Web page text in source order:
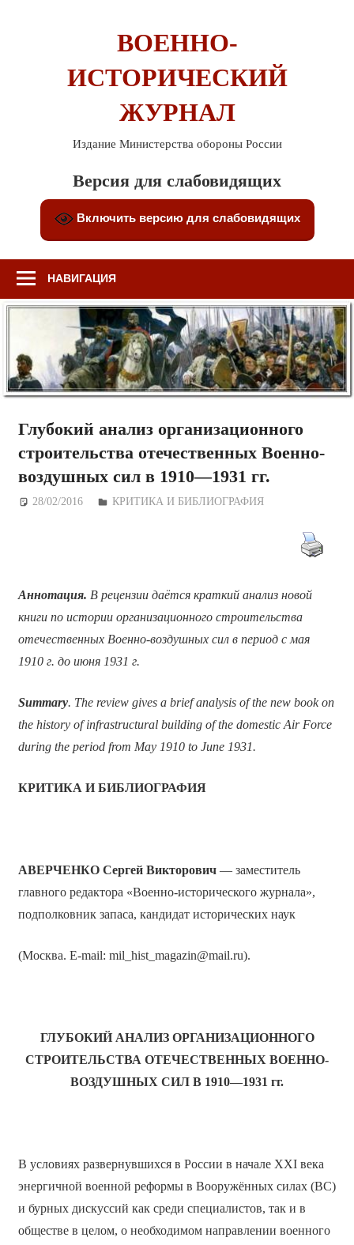
ВОЕННО-
ИСТОРИЧЕСКИЙ
ЖУРНАЛ
Издание Министерства обороны России
Версия для слабовидящих
Включить версию для слабовидящих
НАВИГАЦИЯ
Глубокий анализ организационного
строительства отечественных Военно-
воздушных сил в 1910—1931 гг.
28/02/2016 Дежурный по Редакции
КРИТИКА И БИБЛИОГРАФИЯ
Аннотация. В рецензии даётся краткий анализ новой
книги по истории организационного строительства
отечественных Военно-воздушных сил в период с мая
1910 г. до июня 1931 г.
Summary. The review gives a brief analysis of the new book on
the history of infrastructural building of the domestic Air Force
during the period from May 1910 to June 1931.
КРИТИКА И БИБЛИОГРАФИЯ
АВЕРЧЕНКО Сергей Викторович— заместитель
главного редактора «Военно-исторического журнала»,
подполковник запаса, кандидат исторических наук
(Москва. E-mail: mil_hist_magazin@mail.ru).
ГЛУБОКИЙ АНАЛИЗ ОРГАНИЗАЦИОННОГО
СТРОИТЕЛЬСТВА ОТЕЧЕСТВЕННЫХ ВОЕННО-
ВОЗДУШНЫХ СИЛ В 1910—1931 гг.
В условиях развернувшихся в России в начале XXI века
энергичной военной реформы в Вооружённых силах (ВС)
и бурных дискуссий как среди специалистов, так и в
обществе в целом, о необходимом направлении военного